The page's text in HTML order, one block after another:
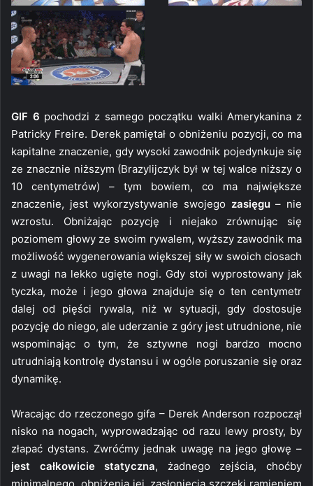
GIF 6 pochodzi z samego początku walki Amerykanina z
Patricky Freire. Derek pamiętał o obniżeniu pozycji, co ma
kapitalne znaczenie, gdy wysoki zawodnik pojedynkuje się
ze znacznie niższym (Brazylijczyk był w tej walce niższy o
10 centymetrów) – tym bowiem, co ma największe
znaczenie, jest wykorzystywanie swojego zasięgu– nie
wzrostu. Obniżając pozycję i niejako zrównując się
poziomem głowy ze swoim rywalem, wyższy zawodnik ma
możliwość wygenerowania większej siły w swoich ciosach
z uwagi na lekko ugięte nogi. Gdy stoi wyprostowany jak
tyczka, może i jego głowa znajduje się o ten centymetr
dalej od pięści rywala, niż w sytuacji, gdy dostosuje
pozycję do niego, ale uderzanie z góry jest utrudnione, nie
wspominając o tym, że sztywne nogi bardzo mocno
utrudniają kontrolę dystansu i w ogóle poruszanie się oraz
dynamikę.
Wracając do rzeczonego gifa – Derek Anderson rozpoczął
nisko na nogach, wyprowadzając od razu lewy prosty, by
złapać dystans. Zwróćmy jednak uwagę na jego głowę –
jest całkowicie statyczna, żadnego zejścia, choćby